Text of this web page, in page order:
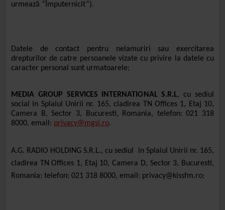
urmează “Împuternicit”).
Datele de contact pentru nelamuriri sau exercitarea
drepturilor de catre persoanele vizate cu privire la datele cu
caracter personal sunt urmatoarele:
MEDIA GROUP SERVICES INTERNATIONAL S.R.L, cu sediul
social in Splaiul Unirii nr. 165, cladirea TN Offices 1, Etaj 10,
Camera B, Sector 3, Bucuresti, Romania, telefon: 021 318
8000, email: privacy@mgsi.ro.
A.G. RADIO HOLDING S.R.L., cu sediul în Splaiul Unirii nr. 165,
cladirea TN Offices 1, Etaj 10, Camera D, Sector 3, Bucuresti,
Romania: telefon: 021 318 8000, email: privacy@kissfm.ro;